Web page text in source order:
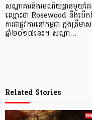
សណ្ឋាគារ​និង​រមណីយដ្ឋាន​មួយ​ដ
ឈ្មោះ​ថា Rosewood នឹង​បើ
ការ​ជា​ផ្លូវការ​នៅ​កម្ពុជា ក្នុង​ត្រីម
ឆ្នាំ​២០១៧​នេះ។ សណ្ឋា…
Related Stories